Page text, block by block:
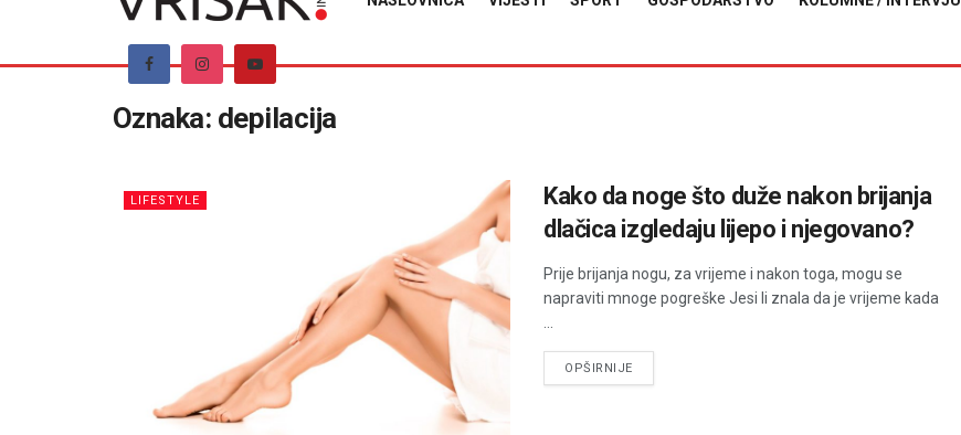
Oznaka: depilacija
LIFESTYLE
Kako da noge što duže nakon brijanja
dlačica izgledaju lijepo i njegovano?
Prije brijanja nogu, za vrijeme i nakon toga, mogu se
napraviti mnoge pogreške Jesi li znala da je vrijeme kada
OPŠIRNIJEDETAILS